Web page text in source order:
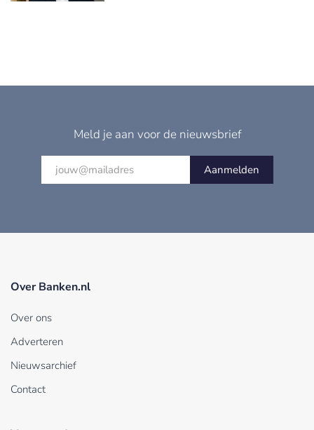
Meld je aan voor de nieuwsbrief
Aanmelden
Over Banken.nl
Over ons
Adverteren
Nieuwsarchief
Contact